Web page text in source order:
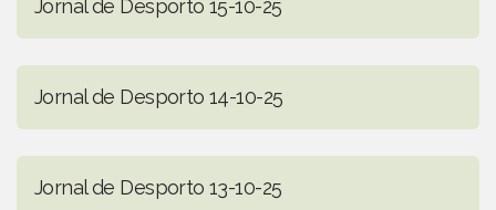
Jornal de Desporto 15-10-25
Jornal de Desporto 14-10-25
Jornal de Desporto 13-10-25